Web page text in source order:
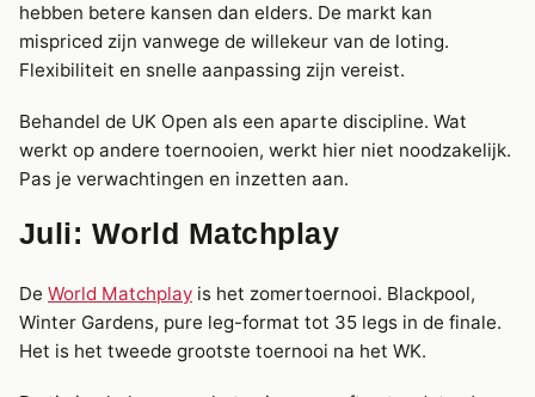
hebben betere kansen dan elders. De markt kan
mispriced zijn vanwege de willekeur van de loting.
Flexibiliteit en snelle aanpassing zijn vereist.
Behandel de UK Open als een aparte discipline. Wat
werkt op andere toernooien, werkt hier niet noodzakelijk.
Pas je verwachtingen en inzetten aan.
Juli: World Matchplay
De World Matchplay is het zomertoernooi. Blackpool,
Winter Gardens, pure leg-format tot 35 legs in de finale.
Het is het tweede grootste toernooi na het WK.